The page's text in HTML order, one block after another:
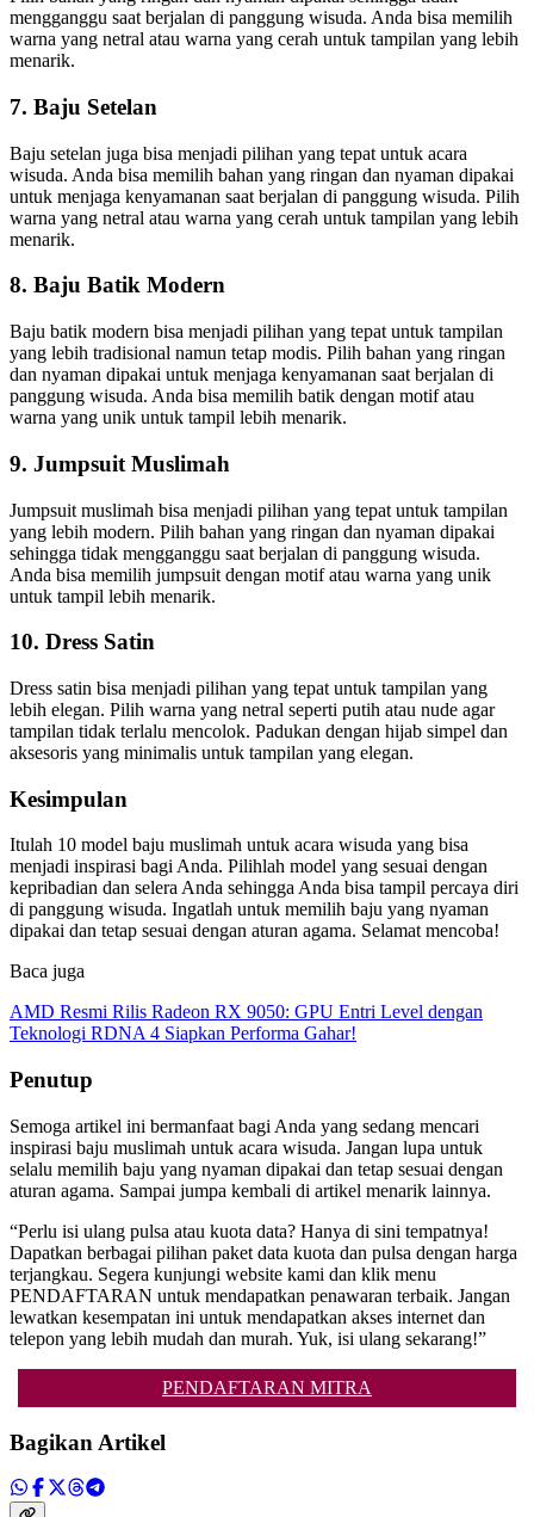
mengganggu saat berjalan di panggung wisuda. Anda bisa memilih
warna yang netral atau warna yang cerah untuk tampilan yang lebih
menarik.
7. Baju Setelan
Baju setelan juga bisa menjadi pilihan yang tepat untuk acara
wisuda. Anda bisa memilih bahan yang ringan dan nyaman dipakai
untuk menjaga kenyamanan saat berjalan di panggung wisuda. Pilih
warna yang netral atau warna yang cerah untuk tampilan yang lebih
menarik.
8. Baju Batik Modern
Baju batik modern bisa menjadi pilihan yang tepat untuk tampilan
yang lebih tradisional namun tetap modis. Pilih bahan yang ringan
dan nyaman dipakai untuk menjaga kenyamanan saat berjalan di
panggung wisuda. Anda bisa memilih batik dengan motif atau
warna yang unik untuk tampil lebih menarik.
9. Jumpsuit Muslimah
Jumpsuit muslimah bisa menjadi pilihan yang tepat untuk tampilan
yang lebih modern. Pilih bahan yang ringan dan nyaman dipakai
sehingga tidak mengganggu saat berjalan di panggung wisuda.
Anda bisa memilih jumpsuit dengan motif atau warna yang unik
untuk tampil lebih menarik.
10. Dress Satin
Dress satin bisa menjadi pilihan yang tepat untuk tampilan yang
lebih elegan. Pilih warna yang netral seperti putih atau nude agar
tampilan tidak terlalu mencolok. Padukan dengan hijab simpel dan
aksesoris yang minimalis untuk tampilan yang elegan.
Kesimpulan
Itulah 10 model baju muslimah untuk acara wisuda yang bisa
menjadi inspirasi bagi Anda. Pilihlah model yang sesuai dengan
kepribadian dan selera Anda sehingga Anda bisa tampil percaya diri
di panggung wisuda. Ingatlah untuk memilih baju yang nyaman
dipakai dan tetap sesuai dengan aturan agama. Selamat mencoba!
Baca juga
AMD Resmi Rilis Radeon RX 9050: GPU Entri Level dengan
Teknologi RDNA 4 Siapkan Performa Gahar!
Penutup
Semoga artikel ini bermanfaat bagi Anda yang sedang mencari
inspirasi baju muslimah untuk acara wisuda. Jangan lupa untuk
selalu memilih baju yang nyaman dipakai dan tetap sesuai dengan
aturan agama. Sampai jumpa kembali di artikel menarik lainnya.
“Perlu isi ulang pulsa atau kuota data? Hanya di sini tempatnya!
Dapatkan berbagai pilihan paket data kuota dan pulsa dengan harga
terjangkau. Segera kunjungi website kami dan klik menu
PENDAFTARAN untuk mendapatkan penawaran terbaik. Jangan
lewatkan kesempatan ini untuk mendapatkan akses internet dan
telepon yang lebih mudah dan murah. Yuk, isi ulang sekarang!”
PENDAFTARAN MITRA
Bagikan Artikel